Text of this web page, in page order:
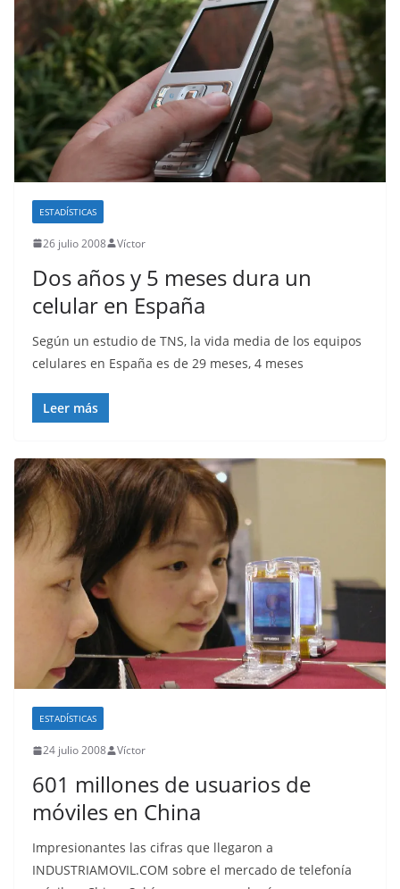
ESTADÍSTICAS
26 julio 2008 Víctor
Dos años y 5 meses dura un
celular en España
Según un estudio de TNS, la vida media de los equipos
celulares en España es de 29 meses, 4 meses
Leer más
ESTADÍSTICAS
24 julio 2008 Víctor
601 millones de usuarios de
móviles en China
Impresionantes las cifras que llegaron a
INDUSTRIAMOVIL.COM sobre el mercado de telefonía